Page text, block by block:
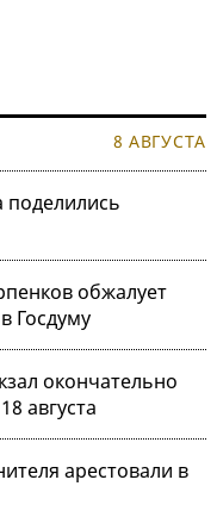
8 АВГУСТА
поделились
обжалует
Госдуму
окончательно
августа
арестовали в